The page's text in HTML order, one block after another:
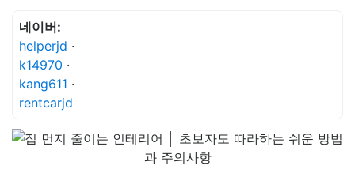
네이버:
helperjd ·
k14970 ·
kang611 ·
rentcarjd